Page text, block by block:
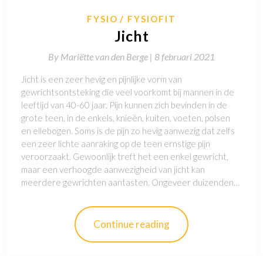
FYSIO FYSIOFIT
Jicht
By Mariëtte van den Berge | 8 februari 2021
Jicht is een zeer hevig en pijnlijke vorm van
gewrichtsontsteking die veel voorkomt bij mannen in de
leeftijd van 40-60 jaar. Pijn kunnen zich bevinden in de
grote teen, in de enkels, knieën, kuiten, voeten, polsen
en ellebogen. Soms is de pijn zo hevig aanwezig dat zelfs
een zeer lichte aanraking op de teen ernstige pijn
veroorzaakt. Gewoonlijk treft het een enkel gewricht,
maar een verhoogde aanwezigheid van jicht kan
meerdere gewrichten aantasten. Ongeveer duizenden…
Continue reading